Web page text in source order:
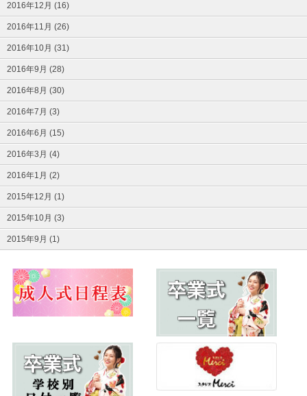
2016年12月 (16)
2016年11月 (26)
2016年10月 (31)
2016年9月 (28)
2016年8月 (30)
2016年7月 (3)
2016年6月 (15)
2016年3月 (4)
2016年1月 (2)
2015年12月 (1)
2015年10月 (3)
2015年9月 (1)